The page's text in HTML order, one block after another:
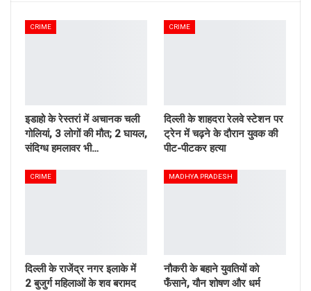
CRIME
इडाहो के रेस्तरां में अचानक चली
गोलियां, 3 लोगों की मौत; 2 घायल,
संदिग्ध हमलावर भी…
CRIME
दिल्ली के शाहदरा रेलवे स्टेशन पर
ट्रेन में चढ़ने के दौरान युवक की
पीट-पीटकर हत्या
CRIME
दिल्ली के राजेंद्र नगर इलाके में
2 बुजुर्ग महिलाओं के शव बरामद
MADHYA PRADESH
नौकरी के बहाने युवतियों को
फँसाने, यौन शोषण और धर्म